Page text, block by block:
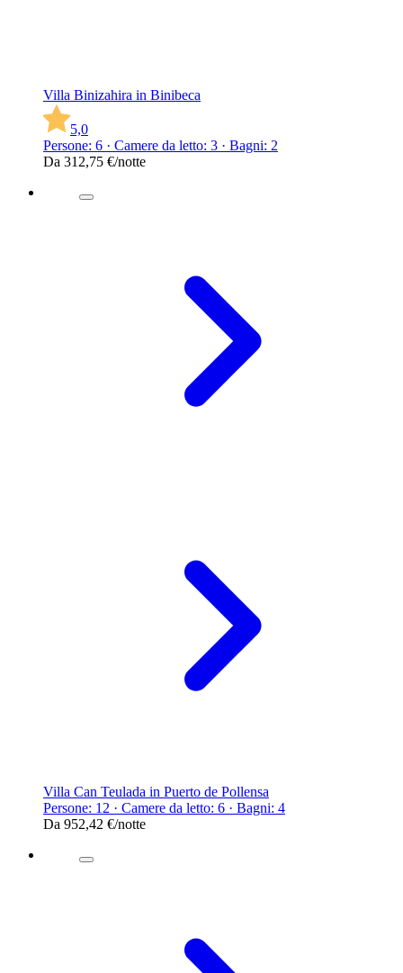
Villa Binizahira in Binibeca
5,0
Persone: 6 · Camere da letto: 3 · Bagni: 2
Da 312,75 €/notte
Villa Can Teulada in Puerto de Pollensa
Persone: 12 · Camere da letto: 6 · Bagni: 4
Da 952,42 €/notte